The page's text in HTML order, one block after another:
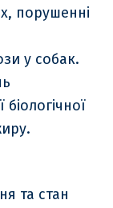
порушенні
у собак.
біологічної
та стан